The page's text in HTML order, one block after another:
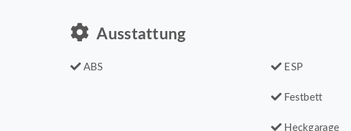
Ausstattung
ABS ESP
Festbett
Heckgarage